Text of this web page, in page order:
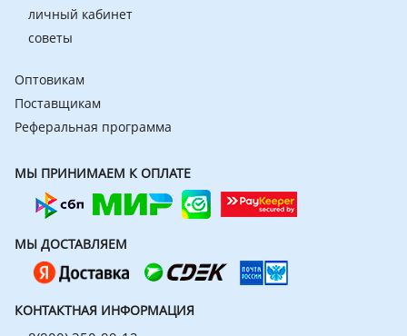
личный кабинет
советы
Оптовикам
Поставщикам
Реферальная программа
МЫ ПРИНИМАЕМ К ОПЛАТЕ
МЫ ДОСТАВЛЯЕМ
КОНТАКТНАЯ ИНФОРМАЦИЯ